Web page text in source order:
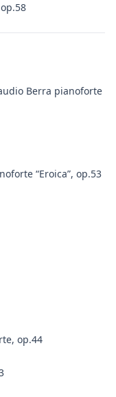
Berra pianoforte
“Eroica”, op.53
op.44